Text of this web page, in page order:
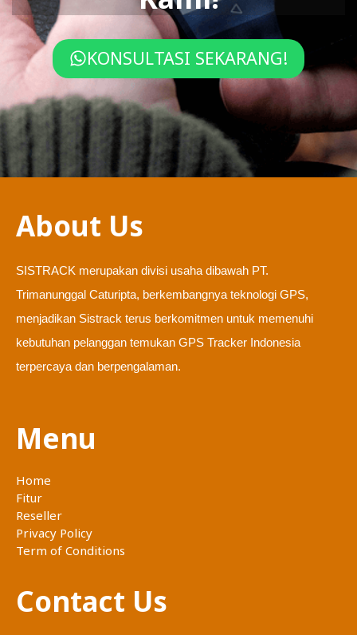
KONSULTASI SEKARANG!
About Us
SISTRACK merupakan divisi usaha dibawah PT.
Trimanunggal Caturipta, berkembangnya teknologi GPS,
menjadikan Sistrack terus berkomitmen untuk memenuhi
kebutuhan pelanggan temukan GPS Tracker Indonesia
terpercaya dan berpengalaman.
Menu
Home
Fitur
Reseller
Privacy Policy
Term of Conditions
Contact Us